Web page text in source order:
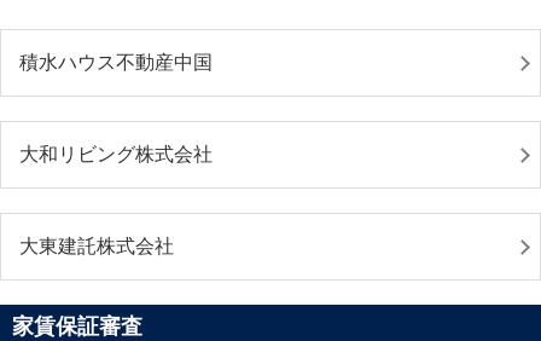
積水ハウス不動産中国
大和リビング株式会社
大東建託株式会社
家賃保証審査